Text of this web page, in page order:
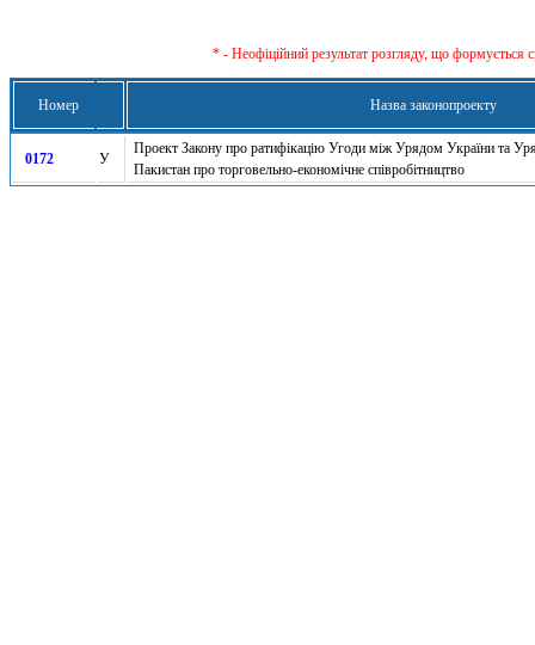
* - Неофіційний результат розгляду, що формується
Номер Назва законопроекту
0172 У
Проект Закону про ратифікацію Угоди між Урядом України та
Пакистан про торговельно-економічне співробітництво